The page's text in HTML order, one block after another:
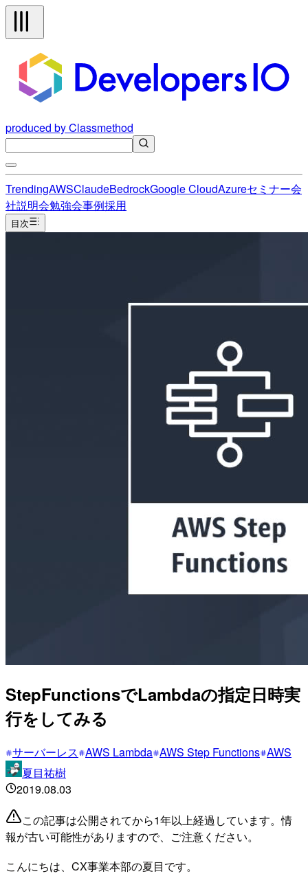
produced by Classmethod
TrendingAWSClaudeBedrockGoogle CloudAzureセミナー会
社説明会勉強会事例採用
目次
StepFunctionsでLambdaの指定日時実
行をしてみる
サーバーレス AWS Lambda AWS Step Functions AWS
夏目祐樹
2019.08.03
この記事は公開されてから1年以上経過しています。情
報が古い可能性がありますので、ご注意ください。
こんにちは、CX事業本部の夏目です。